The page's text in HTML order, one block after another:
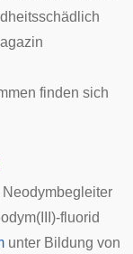
finden sich
fluorid
unter Bildung von